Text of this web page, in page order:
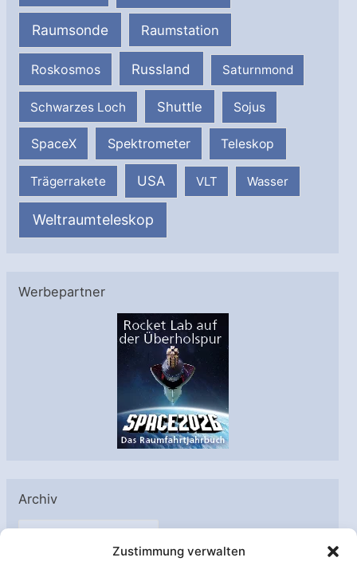
Zustimmung verwalten
Raumsonde Raumstation
Roskosmos Russland Saturnmond
Schwarzes Loch Shuttle Sojus
SpaceX Spektrometer Teleskop
Trägerrakete USA VLT Wasser
Weltraumteleskop
Werbepartner
Archiv
A